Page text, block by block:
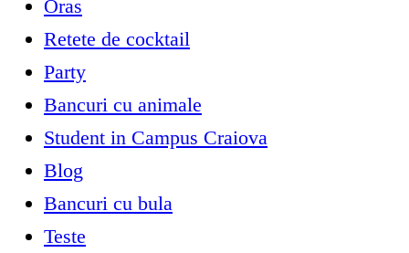
Oras
Retete de cocktail
Party
Bancuri cu animale
Student in Campus Craiova
Blog
Bancuri cu bula
Teste